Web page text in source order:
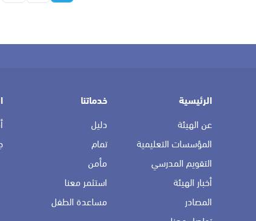
الرئيسية
عن الهيئة
المؤسسات التعليمية
التقويم المدرسي
أخبار الهيئة
المصادر
خدماتنا
دليل
تمام
مأمن
استثمر معنا
مساعدة الطفل